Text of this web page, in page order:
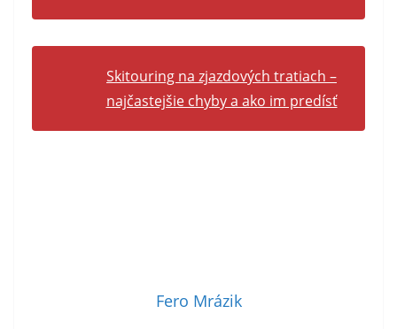
Skitouring na zjazdových tratiach –
najčastejšie chyby a ako im predísť
Fero Mrázik